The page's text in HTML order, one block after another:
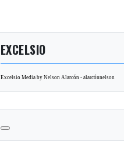
EXCELSIO
Excelsio Media by Nelson Alarcón - alarcónnelson